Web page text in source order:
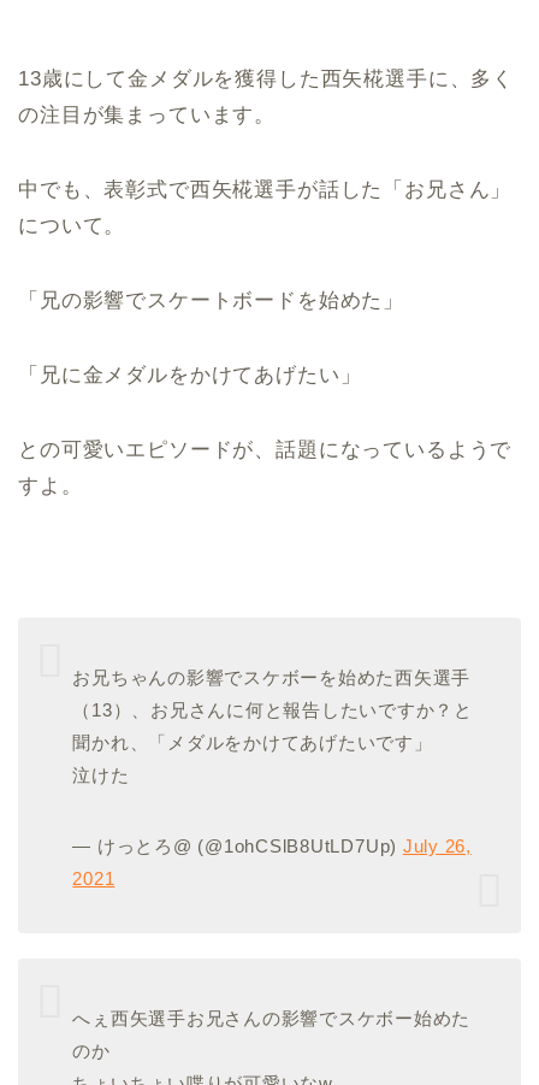
13歳にして金メダルを獲得した西矢椛選手に、多く
の注目が集まっています。
中でも、表彰式で西矢椛選手が話した「お兄さん」
について。
「兄の影響でスケートボードを始めた」
「兄に金メダルをかけてあげたい」
との可愛いエピソードが、話題になっているようで
すよ。
お兄ちゃんの影響でスケボーを始めた西矢選手
（13）、お兄さんに何と報告したいですか？と
聞かれ、「メダルをかけてあげたいです」
泣けた
— けっとろ@ (@1ohCSlB8UtLD7Up) July 26,
2021
へぇ西矢選手お兄さんの影響でスケボー始めた
のか